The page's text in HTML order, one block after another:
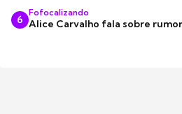
6
Fofocalizando
Alice Carvalho fala sobre